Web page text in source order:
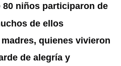
80 niños participaron de
de ellos
quienes vivieron
de alegría y